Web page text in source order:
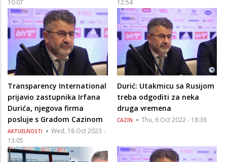
10:07
12:54
Transparency International
prijavio zastupnika Irfana
Durića, njegova firma
posluje s Gradom Cazinom
AKTUELNOSTI
Wed, 18 Oct 2023 -
13:05
Durić: Utakmicu sa Rusijom
treba odgoditi za neka
druga vremena
CAZIN Thu, 6 Oct 2022 - 18:38